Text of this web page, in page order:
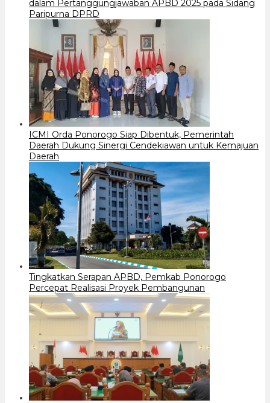
dalam Pertanggungjawaban APBD 2025 pada Sidang
Paripurna DPRD
ICMI Orda Ponorogo Siap Dibentuk, Pemerintah
Daerah Dukung Sinergi Cendekiawan untuk Kemajuan
Daerah
Tingkatkan Serapan APBD, Pemkab Ponorogo
Percepat Realisasi Proyek Pembangunan